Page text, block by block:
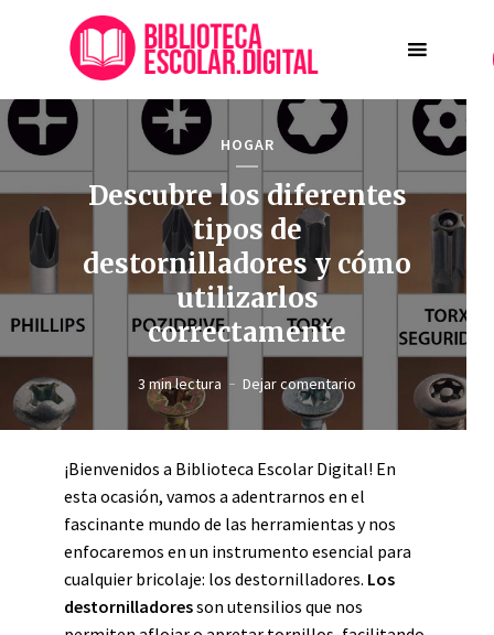
HOGAR
Descubre los diferentes
tipos de
destornilladores y cómo
utilizarlos
correctamente
3 min lectura Dejar comentario
¡Bienvenidos a Biblioteca Escolar Digital! En
esta ocasión, vamos a adentrarnos en el
fascinante mundo de las herramientas y nos
enfocaremos en un instrumento esencial para
cualquier bricolaje: los destornilladores. Los
destornilladoresson utensilios que nos